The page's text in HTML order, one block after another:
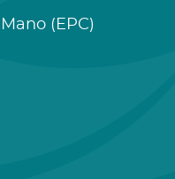
Mano (EPC)